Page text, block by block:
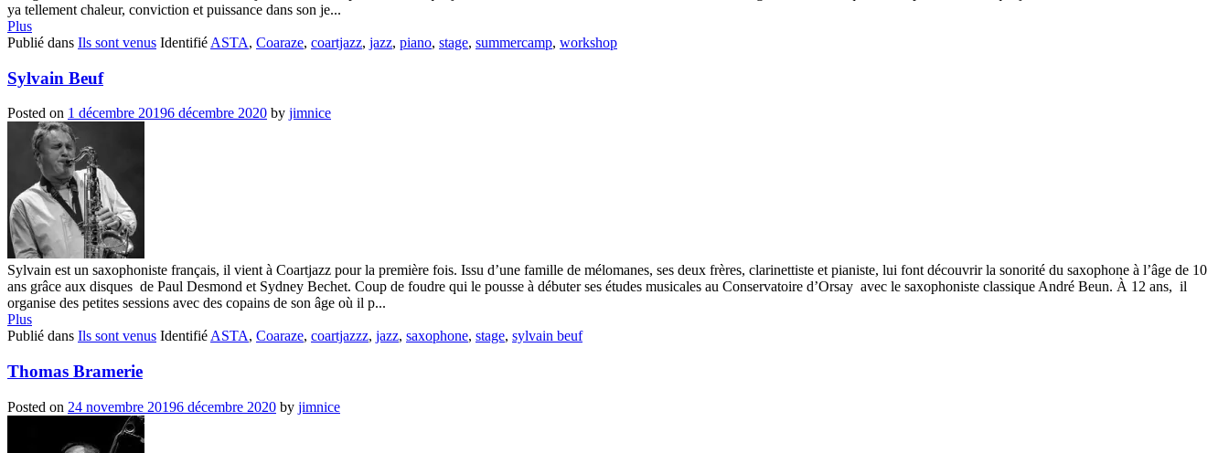
ya tellement chaleur, conviction et puissance dans son je...
Plus
Publié dans Ils sont venus Identifié ASTA, Coaraze, coartjazz, jazz, piano, stage, summercamp, workshop
Sylvain Beuf
Posted on 1 décembre 20196 décembre 2020 by jimnice
Sylvain est un saxophoniste français, il vient à Coartjazz pour la première fois. Issu d’une famille de mélomanes, ses deux frères, clarinettiste et pianiste, lui font découvrir la sonorité du saxophone à l’âge de 10
ans grâce aux disques de Paul Desmond et Sydney Bechet. Coup de foudre qui le pousse à débuter ses études musicales au Conservatoire d’Orsay avec le saxophoniste classique André Beun. À 12 ans, il
organise des petites sessions avec des copains de son âge où il p...
Plus
Publié dans Ils sont venus Identifié ASTA, Coaraze, coartjazzz, jazz, saxophone, stage, sylvain beuf
Thomas Bramerie
Posted on 24 novembre 20196 décembre 2020 by jimnice